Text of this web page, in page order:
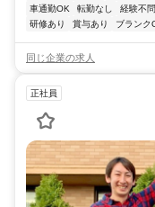
車通勤OK
転勤なし 経験不問
研修あり
賞与あり ブランク
同じ企業の求人
正社員